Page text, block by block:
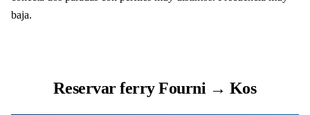
baja.
Reservar ferry Fourni → Kos